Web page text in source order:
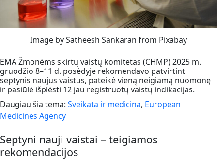
Image by Satheesh Sankaran from Pixabay
EMA Žmonėms skirtų vaistų komitetas (CHMP) 2025 m.
gruodžio 8–11 d. posėdyje rekomendavo patvirtinti
septynis naujus vaistus, pateikė vieną neigiamą nuomonę
ir pasiūlė išplėsti 12 jau registruotų vaistų indikacijas.
Daugiau šia tema: Sveikata ir medicina, European
Medicines Agency
Septyni nauji vaistai – teigiamos
rekomendacijos